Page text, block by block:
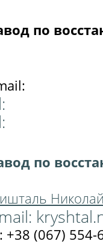
по
по
+38 (067) 554-